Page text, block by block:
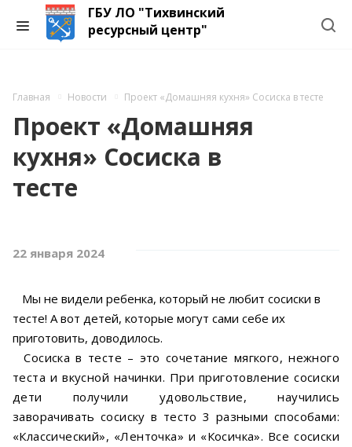
ГБУ ЛО "Тихвинский
ресурсный центр"
Главная Новости Проект «Домашняя кухня» Сосиска в тесте
Проект «Домашняя
кухня» Сосиска в
тесте
22 января 2024
Мы не видели ребенка, который не любит сосиски в
тесте! А вот детей, которые могут сами себе их
приготовить, доводилось.
Сосиска в тесте – это сочетание мягкого, нежного
теста и вкусной начинки. При приготовление сосиски
дети получили удовольствие, научились
заворачивать сосиску в тесто 3 разными способами:
«Классический», «Ленточка» и «Косичка». Все сосиски